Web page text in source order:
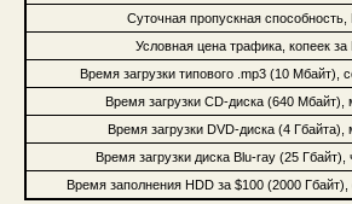
Суточная пропускная способность,
Условная цена трафика, копеек за
Время загрузки типового .mp3 (10 Мбайт),
Время загрузки CD-диска (640 Мбайт),
Время загрузки DVD-диска (4 Гбайта),
Время загрузки диска Blu-ray (25 Гбайт),
Время заполнения HDD за $100 (2000 Гбайт),